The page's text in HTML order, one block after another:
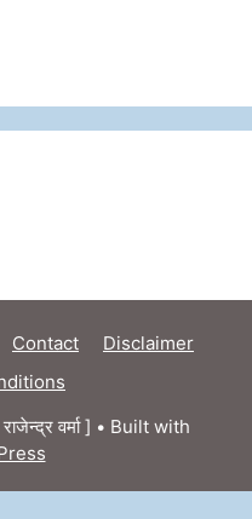
Contact
Disclaimer
वर्मा ] • Built with